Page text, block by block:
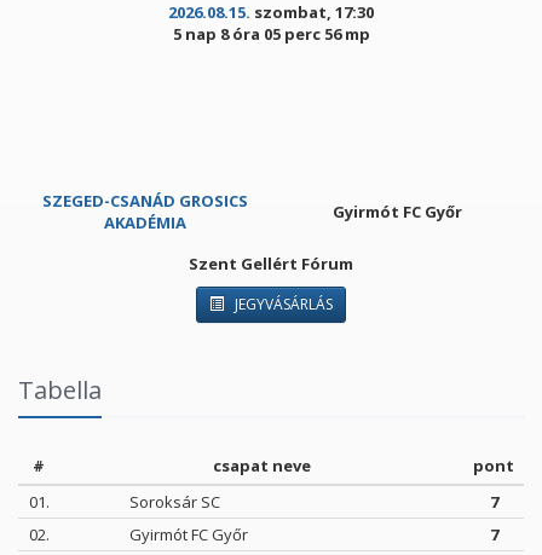
2026.08.15. szombat, 17:30
5 nap 8 óra 05 perc 56 mp
SZEGED-CSANÁD GROSICS
AKADÉMIA
Gyirmót FC Győr
Szent Gellért Fórum
JEGYVÁSÁRLÁS
Tabella
# csapat neve
pont
01.
Soroksár SC
7
02.
Gyirmót FC Győr
7